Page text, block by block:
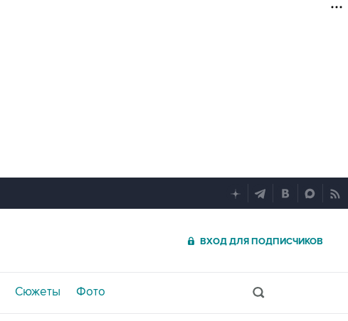
ВХОД ДЛЯ ПОДПИСЧИКОВ
Сюжеты Фото